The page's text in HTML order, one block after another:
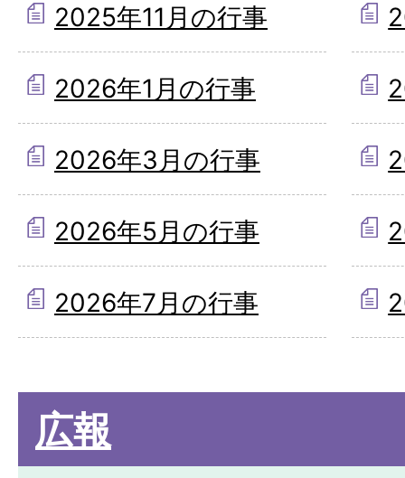
2025年11月の行事
2026年1月の行事
2026年3月の行事
2026年5月の行事
2026年7月の行事
広報